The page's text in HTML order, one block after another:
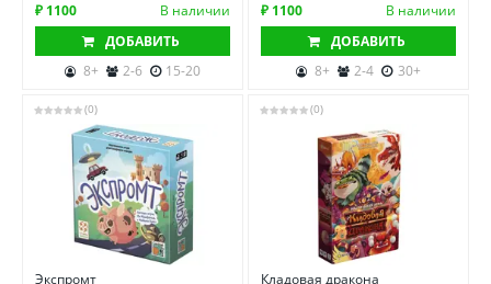
₽ 1100
В наличии
ДОБАВИТЬ
8+
2-6 15-20
₽ 1100
В наличии
ДОБАВИТЬ
8+
2-4 30+
(0)
Экспромт
(0)
Кладовая дракона